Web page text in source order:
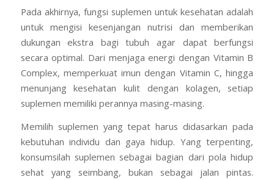
Pada akhirnya, fungsi suplemen untuk kesehatan adalah
untuk mengisi kesenjangan nutrisi dan memberikan
dukungan ekstra bagi tubuh agar dapat berfungsi
secara optimal. Dari menjaga energi dengan Vitamin B
Complex, memperkuat imun dengan Vitamin C, hingga
menunjang kesehatan kulit dengan kolagen, setiap
suplemen memiliki perannya masing-masing.
Memilih suplemen yang tepat harus didasarkan pada
kebutuhan individu dan gaya hidup. Yang terpenting,
konsumsilah suplemen sebagai bagian dari pola hidup
sehat yang seimbang, bukan sebagai jalan pintas.